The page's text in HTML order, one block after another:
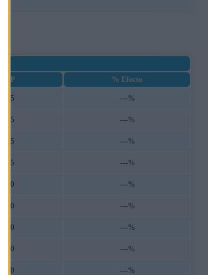
PP % Efecto
15 ---%
15 ---%
15 ---%
35 ---%
30 ---%
10 ---%
10 ---%
30 ---%
10 ---%